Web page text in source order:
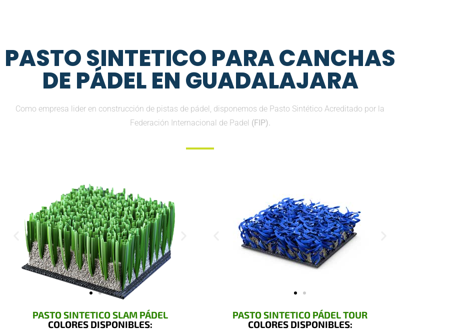
PASTO SINTETICO PARA CANCHAS
DE PÁDEL EN GUADALAJARA
Como empresa lider en construcción de pistas de pádel, disponemos de Pasto Sintético Acreditado por la
Federación Internacional de Padel (FIP).
PASTO SINTETICO SLAM PÁDEL
COLORES DISPONIBLES:
PASTO SINTETICO PÁDEL TOUR
COLORES DISPONIBLES: